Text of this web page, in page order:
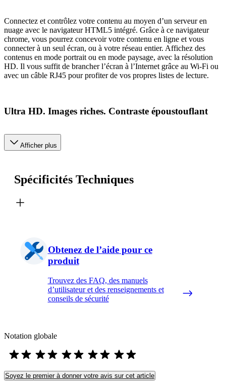
Connectez et contrôlez votre contenu au moyen d’un serveur en
nuage avec le navigateur HTML5 intégré. Grâce à ce navigateur
chrome, vous pourrez concevoir votre contenu en ligne et vous
connecter à un seul écran, ou à votre réseau entier. Affichez des
contenus en mode portrait ou en mode paysage, avec la résolution
HD. Il vous suffit de brancher l’écran à l’Internet grâce au Wi-Fi ou
avec un câble RJ45 pour profiter de vos propres listes de lecture.
Ultra HD. Images riches. Contraste époustouflant
Afficher plus
Spécificités Techniques
Obtenez de l’aide pour ce
produit
Trouvez des FAQ, des manuels
d’utilisateur et des renseignements et
conseils de sécurité
Notation globale
Soyez le premier à donner votre avis sur cet article